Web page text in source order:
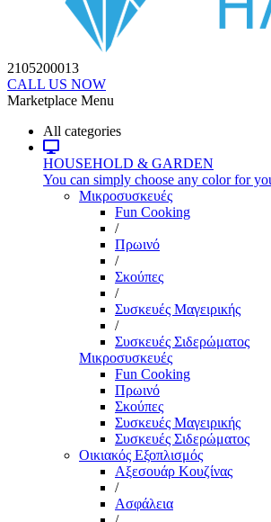
2105200013
CALL US NOW
Marketplace Menu
All categories
HOUSEHOLD & GARDEN
You can simply choose any color for
Μικροσυσκευές
Fun Cooking
/
Πρωινό
/
Σκούπες
/
Συσκευές Μαγειρικής
/
Συσκευές Σιδερώματος
Μικροσυσκευές
Fun Cooking
Πρωινό
Σκούπες
Συσκευές Μαγειρικής
Συσκευές Σιδερώματος
Οικιακός Εξοπλισμός
Αξεσουάρ Κουζίνας
/
Ασφάλεια